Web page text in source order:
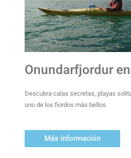
Onundarfjordur
Descubra calas secretas, playas
uno de los fiordos más bellos.
Más información